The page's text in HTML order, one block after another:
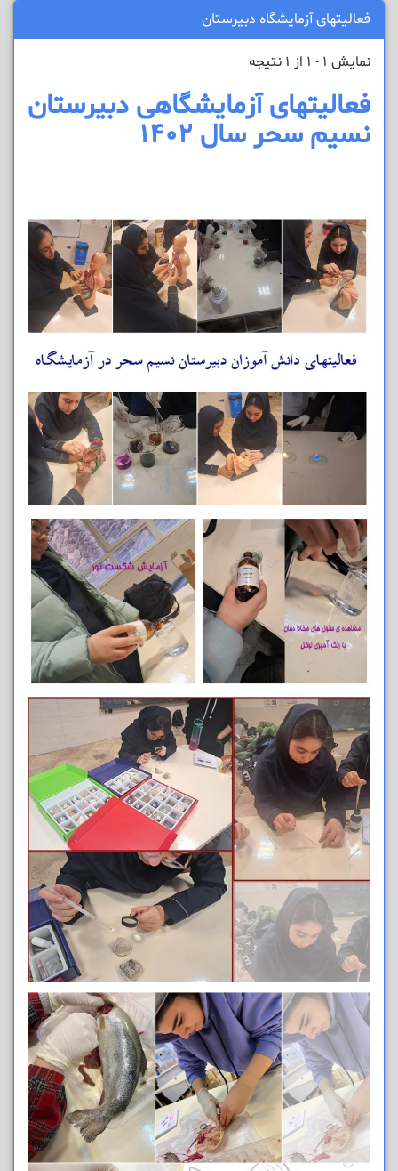
فعالیتهای آزمایشگاه دبیرستان
نمایش 1 - 1 از 1 نتیجه
فعالیتهای آزمایشگاهی دبیرستان
نسیم سحر سال 1402